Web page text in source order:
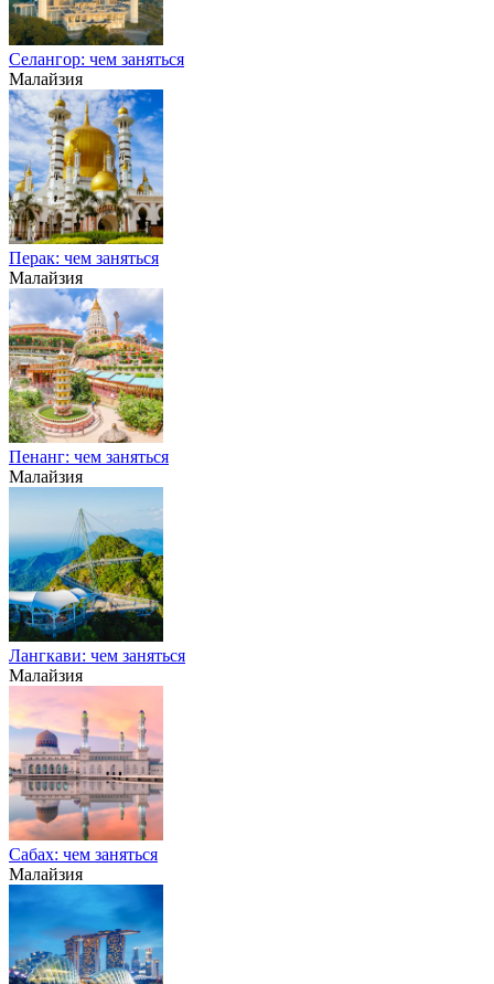
Селангор: чем заняться
Малайзия
Перак: чем заняться
Малайзия
Пенанг: чем заняться
Малайзия
Лангкави: чем заняться
Малайзия
Сабах: чем заняться
Малайзия